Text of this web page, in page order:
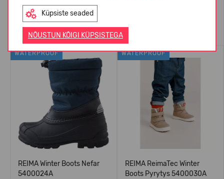
Küpsiste seaded
NÕUSTUN KÕIGI KÜPSISTEGA
Sarnased tooted
WATERPROOF
REIMA Winter Boots Nefar
5400024A
WATERPROOF
REIMA ReimaTec Winter
Boots Pyrytys 5400030A